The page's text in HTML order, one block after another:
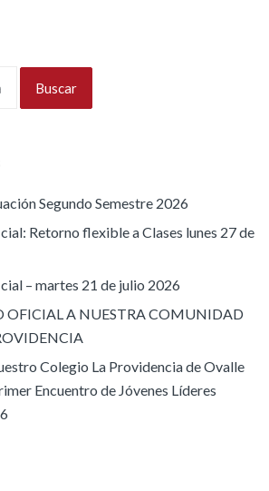
Buscar
Segundo Semestre 2026
Retorno flexible a Clases lunes 27 de
– martes 21 de julio 2026
A NUESTRA COMUNIDAD
Colegio La Providencia de Ovalle
Encuentro de Jóvenes Líderes